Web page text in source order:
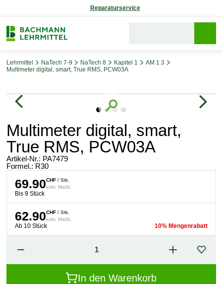
Reparaturservice
Lehrmittel NaTech 7-9 NaTech 8 Kapitel 1
AM 1.3
Multimeter digital, smart, True RMS, PCW03A
Bildergalerie überspringen
Multimeter digital, smart,
True RMS, PCW03A
Artikel-Nr.: PA7479
Formel.: R30
69.90CHF/ Stk.
exkl. MwSt.
Bis 9 Stück
62.90CHF/ Stk.
exkl. MwSt.
Ab 10 Stück 10% Mengenrabatt
In den Warenkorb